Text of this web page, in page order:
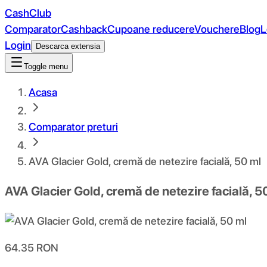
CashClub
ComparatorCashbackCupoane reducereVouchereBlog
Login
Descarca extensia
Toggle menu
Acasa
Comparator preturi
AVA Glacier Gold, cremă de netezire facială, 50 ml
AVA Glacier Gold, cremă de netezire facială,
64.35 RON